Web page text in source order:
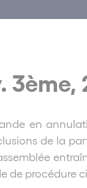
3ème,
en
de la
de procédure